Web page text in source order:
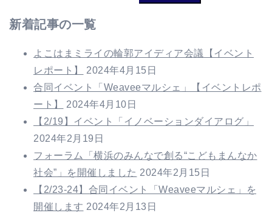
ペ
新着記事の一覧
よこはまミライの輪郭アイディア会議【イベント
レポート】
2024年4月15日
合同イベント「Weaveeマルシェ」【イベントレポ
ート】
2024年4月10日
【2/19】イベント「イノベーションダイアログ」
2024年2月19日
フォーラム「横浜のみんなで創る“こどもまんなか
社会”」を開催しました 2024年2月15日
【2/23-24】合同イベント「Weaveeマルシェ」を
開催します 2024年2月13日